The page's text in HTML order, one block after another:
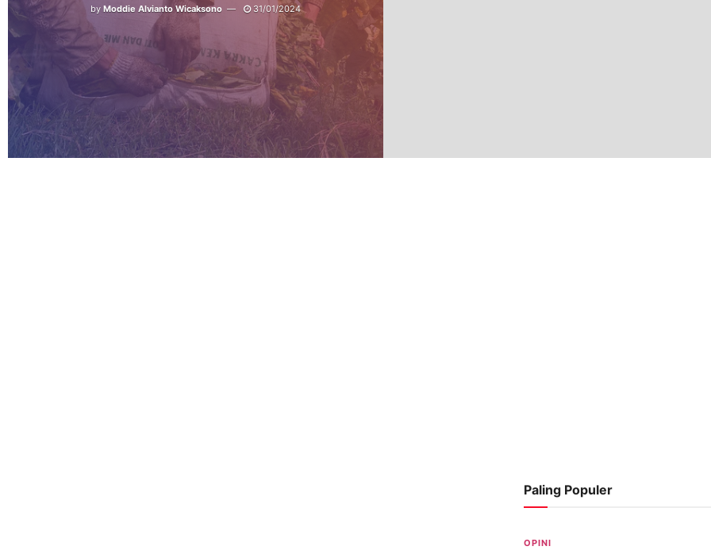
by Moddie Alvianto Wicaksono 31/01/2024
Paling Populer
OPINI